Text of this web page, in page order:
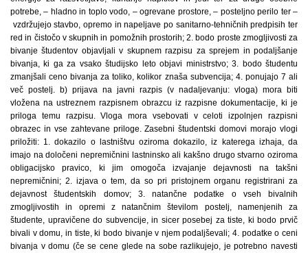
potrebe, – hladno in toplo vodo, – ogrevane prostore, – posteljno perilo ter –
vzdržujejo stavbo, opremo in napeljave po sanitarno-tehničnih predpisih ter
red in čistočo v skupnih in pomožnih prostorih; 2. bodo proste zmogljivosti za
bivanje študentov objavljali v skupnem razpisu za sprejem in podaljšanje
bivanja, ki ga za vsako študijsko leto objavi ministrstvo; 3. bodo študentu
zmanjšali ceno bivanja za toliko, kolikor znaša subvencija; 4. ponujajo 7 ali
več postelj. b) prijava na javni razpis (v nadaljevanju: vloga) mora biti
vložena na ustreznem razpisnem obrazcu iz razpisne dokumentacije, ki je
priloga temu razpisu. Vloga mora vsebovati v celoti izpolnjen razpisni
obrazec in vse zahtevane priloge. Zasebni študentski domovi morajo vlogi
priložiti: 1. dokazilo o lastništvu oziroma dokazilo, iz katerega izhaja, da
imajo na določeni nepremičnini lastninsko ali kakšno drugo stvarno oziroma
obligacijsko pravico, ki jim omogoča izvajanje dejavnosti na takšni
nepremičnini; 2. izjava o tem, da so pri pristojnem organu registrirani za
dejavnost študentskih domov; 3. natančne podatke o vseh bivalnih
zmogljivostih in opremi z natančnim številom postelj, namenjenih za
študente, upravičene do subvencije, in sicer posebej za tiste, ki bodo prvič
bivali v domu, in tiste, ki bodo bivanje v njem podaljševali; 4. podatke o ceni
bivanja v domu (če se cene glede na sobe razlikujejo, je potrebno navesti